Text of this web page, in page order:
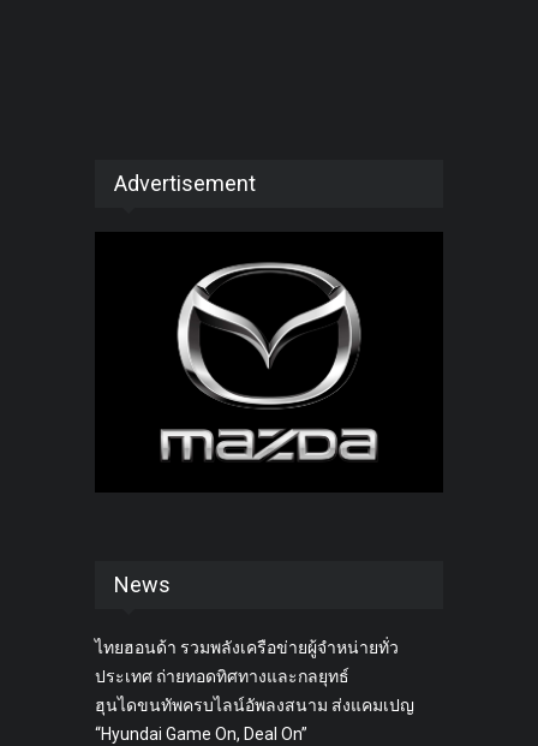
Advertisement
News
ไทยฮอนด้า รวมพลังเครือข่ายผู้จำหน่ายทั่ว
ประเทศ ถ่ายทอดทิศทางและกลยุทธ์
ฮุนไดขนทัพครบไลน์อัพลงสนาม ส่งแคมเปญ
“Hyundai Game On, Deal On”